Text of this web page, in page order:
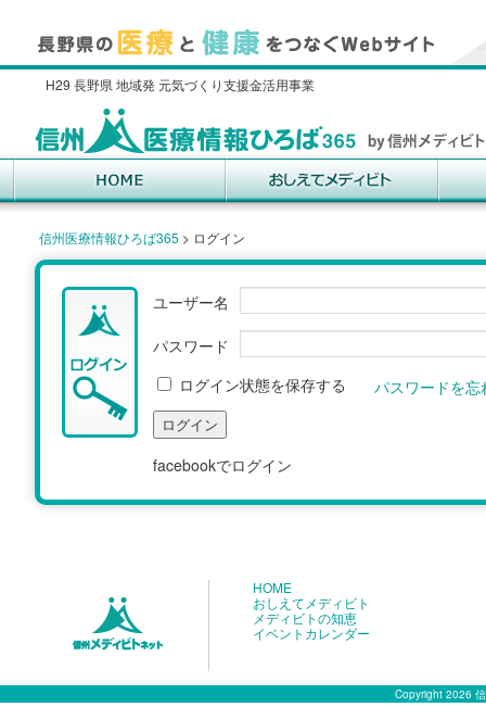
H29 長野県 地域発 元気づくり支援金活用事業
信州医療情報ひろば365 > ログイン
ユーザー名
パスワード
パスワードを
ログイン状態を保存する
facebookでログイン
HOME
おしえてメディビト
メディビトの知恵
イベントカレンダー
Copyright 2026